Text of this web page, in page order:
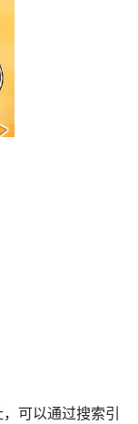
可以通过搜索引